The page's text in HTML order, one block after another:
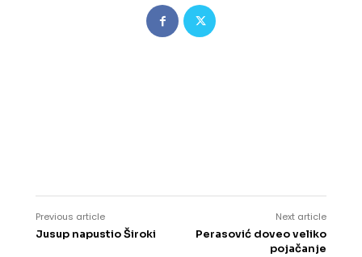
Previous article
Jusup napustio Široki
Next article
Perasović doveo veliko
pojačanje